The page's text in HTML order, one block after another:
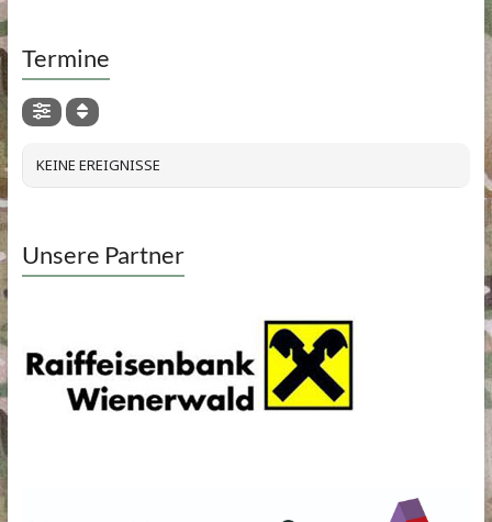
Termine
KEINE EREIGNISSE
Unsere Partner